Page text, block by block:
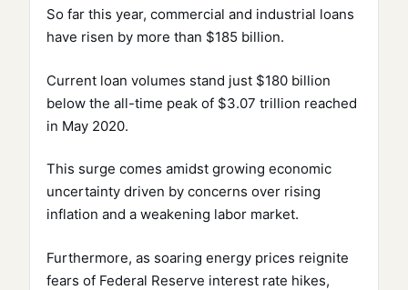
So far this year, commercial and industrial loans
have risen by more than $185 billion.
Current loan volumes stand just $180 billion
below the all-time peak of $3.07 trillion reached
in May 2020.
This surge comes amidst growing economic
uncertainty driven by concerns over rising
inflation and a weakening labor market.
Furthermore, as soaring energy prices reignite
fears of Federal Reserve interest rate hikes,